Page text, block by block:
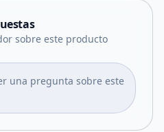
sobre este producto
una pregunta sobre este